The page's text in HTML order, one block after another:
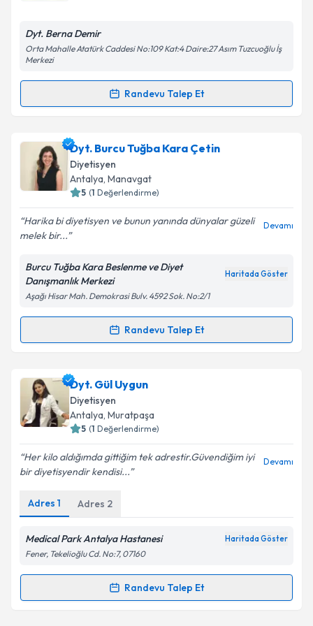
Kişisel verilerimin işlenmesine ilişkinAydınlatma
'ni okudum ve kişisel verilerimin belirtilen
kapsamda işlenmesini kabul ediyorum.
Takvim Talebini Gönder
Dyt. Berna Demir
Orta Mahalle Atatürk Caddesi No:109 Kat:4 Daire:27 Asım Tuzcuoğlu İş
Merkezi
Randevu Talep Et
Randevu Takvimi Talebi
Dyt. Berna Demiriçin randevu takvimi talebi
oluşturun. Size bu uzmandan randevu almanız için bir
takvim hazırlandığında e-posta ile bilgilendireceğiz.
Kişisel verilerimin işlenmesine ilişkin
Aydınlatma
Metni'ni okudum ve kişisel verilerimin belirtilen
kapsamda işlenmesini kabul ediyorum.
Takvim Talebini Gönder
Dyt. Burcu Tuğba Kara Çetin
Diyetisyen
Antalya, Manavgat
5 (1 Değerlendirme)
Harika bi diyetisyen ve bunun yanında dünyalar güzeli
melek bir...
Devamı
Burcu Tuğba Kara Beslenme ve Diyet
Danışmanlık Merkezi
Haritada Göster
Aşağı Hisar Mah. Demokrasi Bulv. 4592 Sok. No:2/1
Randevu Talep Et
Randevu Takvimi Talebi
Dyt. Burcu Tuğba Kara Çetin
talebi oluşturun. Size bu uzmandan randevu almanız
için bir takvim hazırlandığında e-posta ile
bilgilendireceğiz.
E-posta Adresiniz
Metni'ni okudum ve kişisel verilerimin belirtilen
kapsamda işlenmesini kabul ediyorum.
Takvim Talebini Gönder
Dyt. Gül Uygun
Diyetisyen
Antalya, Muratpaşa
5 (1 Değerlendirme)
Her kilo aldığımda gittiğim tek adrestir.Güvendiğim iyi
bir diyetisyendir kendisi...
Devamı
Adres 1 Adres 2
Medical Park Antalya Hastanesi Haritada Göster
Fener, Tekelioğlu Cd. No:7, 07160
Randevu Talep Et
Randevu Takvimi Talebi